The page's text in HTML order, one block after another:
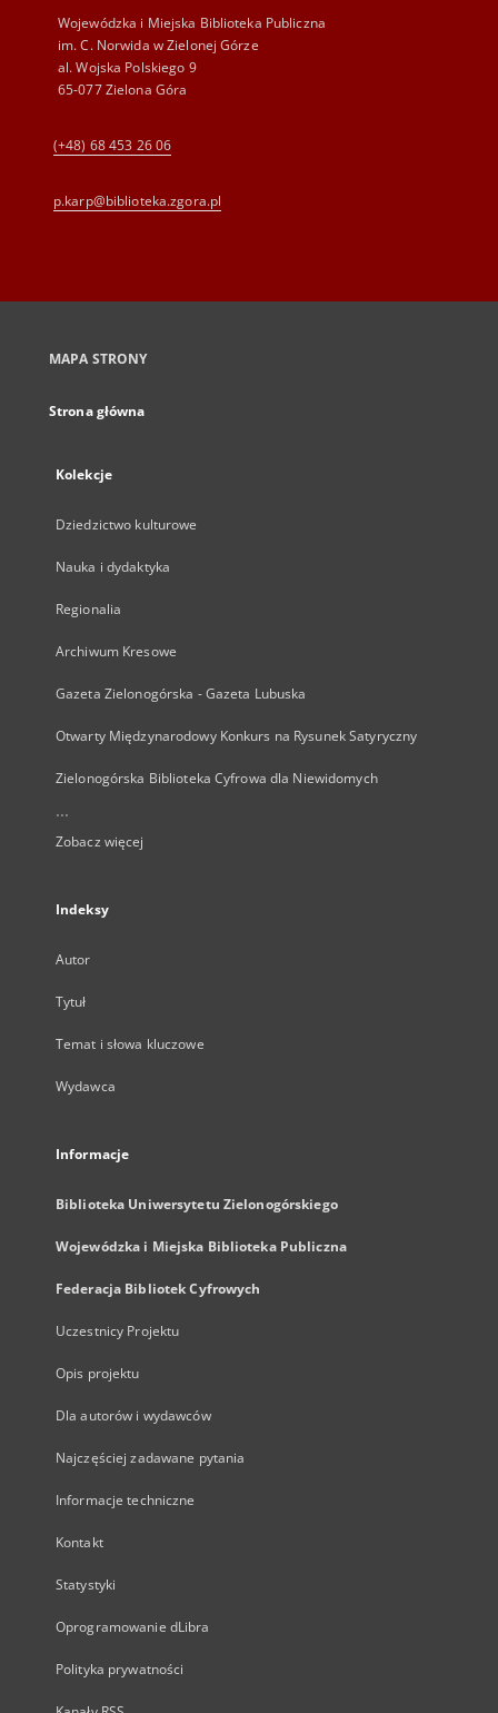
Wojewódzka i Miejska Biblioteka Publiczna
im. C. Norwida w Zielonej Górze
al. Wojska Polskiego 9
65-077 Zielona Góra
(+48) 68 453 26 06
p.karp@biblioteka.zgora.pl
MAPA STRONY
Strona główna
Kolekcje
Dziedzictwo kulturowe
Nauka i dydaktyka
Regionalia
Archiwum Kresowe
Gazeta Zielonogórska - Gazeta Lubuska
Otwarty Międzynarodowy Konkurs na Rysunek Satyryczny
Zielonogórska Biblioteka Cyfrowa dla Niewidomych
...
Zobacz więcej
Indeksy
Autor
Tytuł
Temat i słowa kluczowe
Wydawca
Informacje
Biblioteka Uniwersytetu Zielonogórskiego
Wojewódzka i Miejska Biblioteka Publiczna
Federacja Bibliotek Cyfrowych
Uczestnicy Projektu
Opis projektu
Dla autorów i wydawców
Najczęściej zadawane pytania
Informacje techniczne
Kontakt
Statystyki
Oprogramowanie dLibra
Polityka prywatności